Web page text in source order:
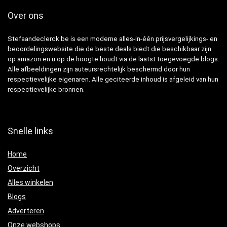
Over ons
Stefaandeclerck.be is een moderne alles-in-één prijsvergelijkings- en
beoordelingswebsite die de beste deals biedt die beschikbaar zijn
op amazon en u op de hoogte houdt via de laatst toegevoegde blogs.
Alle afbeeldingen zijn auteursrechtelijk beschermd door hun
respectievelijke eigenaren. Alle geciteerde inhoud is afgeleid van hun
respectievelijke bronnen.
Snelle links
Home
Overzicht
Alles winkelen
Blogs
Adverteren
Onze webshops